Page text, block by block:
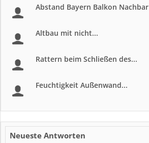
Abstand Bayern Balkon Nachbar
Altbau mit nicht...
Rattern beim Schließen des...
Feuchtigkeit Außenwand...
Neueste Antworten